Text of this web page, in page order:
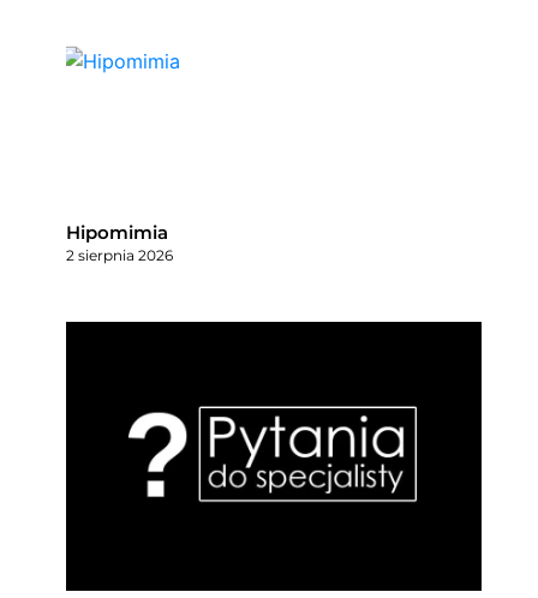
Hipomimia
2 sierpnia 2026